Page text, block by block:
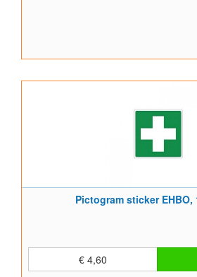
Pictogram sticker EHBO,
€ 4,60